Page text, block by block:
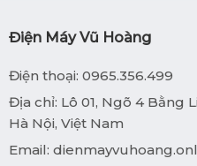
Điện Máy Vũ Hoàng
Điện thoại: 0965.356.499
Địa chỉ: Lô 01, Ngõ 4 Bằng
Hà Nội, Việt Nam
Email: